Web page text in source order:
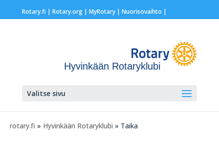
Rotary.fi | Rotary.org| MyRotary | Nuorisovaihto |
Hyvinkään Rotaryklubi
Valitse sivu
rotary.fi » Hyvinkään Rotaryklubi » Taika